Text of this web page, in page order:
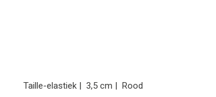
Taille-elastiek | 3,5 cm | Rood